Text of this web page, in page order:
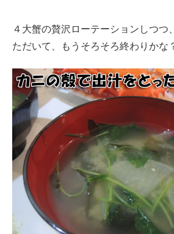
４大蟹の贅沢ローテーションしつつ
ただいて、もうそろそろ終わりかな